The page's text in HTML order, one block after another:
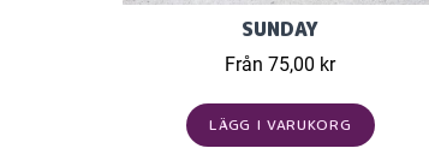
SUNDAY
Från 75,00 kr
LÄGG I VARUKORG